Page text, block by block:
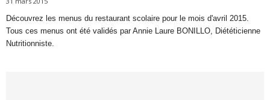
Découvrez les menus du restaurant scolaire pour le mois d'avril 2015.
Tous ces menus ont été validés par Annie Laure BONILLO, Diététicienne
Nutritionniste.